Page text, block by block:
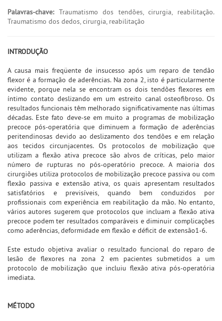
Palavras-chave:Traumatismo dos tendões, cirurgia, reabilitação.
Traumatismo dos dedos, cirurgia, reabilitação
INTRODUÇÃO
A causa mais freqüente de insucesso após um reparo de tendão
flexor é a formação de aderências. Na zona 2, isto é particularmente
evidente, porque nela se encontram os dois tendões flexores em
íntimo contato deslizando em um estreito canal osteofibroso. Os
resultados funcionais têm melhorado significativamente nas últimas
décadas. Este fato deve-se em muito a programas de mobilização
precoce pós-operatória que diminuem a formação de aderências
peritendinosas devido ao deslizamento dos tendões e em relação
aos tecidos circunjacentes. Os protocolos de mobilização que
utilizam a flexão ativa precoce são alvos de críticas, pelo maior
número de rupturas no pós-operatório precoce. A maioria dos
cirurgiões utiliza protocolos de mobilização precoce passiva ou com
flexão passiva e extensão ativa, os quais apresentam resultados
satisfatórios e previsíveis, quando bem conduzidos por
profissionais com experiência em reabilitação da mão. No entanto,
vários autores sugerem que protocolos que incluam a flexão ativa
precoce podem ter resultados comparáveis e diminuir complicações
como aderências, deformidade em flexão e déficit de extensão1-6.
Este estudo objetiva avaliar o resultado funcional do reparo de
lesão de flexores na zona 2 em pacientes submetidos a um
protocolo de mobilização que incluiu flexão ativa pós-operatória
imediata.
MÉTODO